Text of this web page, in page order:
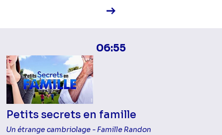
Voir la fiche diffusion
06:55
Petits secrets en famille
Un étrange cambriolage - Famille Randon